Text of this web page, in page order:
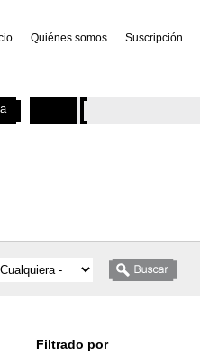
Quiénes somos Suscripción
Filtrado por